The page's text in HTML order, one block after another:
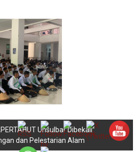
Unsulbar Dibekali
dan Pelestarian Alam